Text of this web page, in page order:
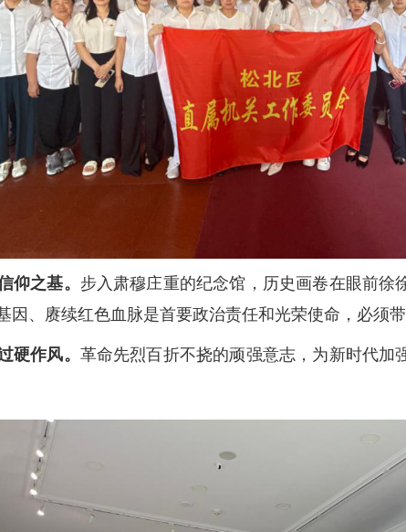
仰之基。 步入肃穆庄重的纪念馆，历史画卷在眼前
因、赓续红色血脉是首要政治责任和光荣使命，必须
硬作风。 革命先烈百折不挠的顽强意志，为新时代加